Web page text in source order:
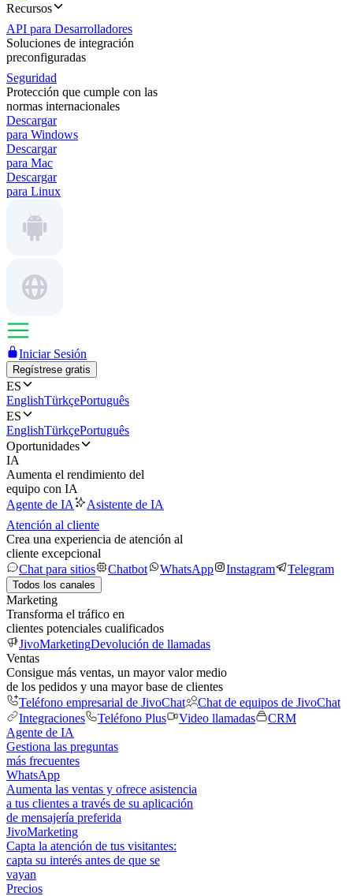
Recursos
API para Desarrolladores
Soluciones de integración
preconfiguradas
Seguridad
Protección que cumple con las
normas internacionales
Descargar
para Windows
Descargar
para Mac
Descargar
para Linux
Iniciar Sesión
Regístrese gratis
ES
EnglishTürkçePortuguês
ES
EnglishTürkçePortuguês
Oportunidades
IA
Aumenta el rendimiento del
equipo con IA
Agente de IA
Asistente de IA
Atención al cliente
Crea una experiencia de atención al
cliente excepcional
Chat para sitios
Chatbot WhatsApp Instagram Telegram
Todos los canales
Marketing
Transforma el tráfico en
clientes potenciales cualificados
JivoMarketingDevolución de llamadas
Ventas
Consigue más ventas, un mayor valor medio
de los pedidos y una mayor base de clientes
Teléfono empresarial de JivoChat
Chat de equipos de JivoChat
Integraciones
Teléfono Plus Video llamadas
CRM
Agente de IA
Gestiona las preguntas
más frecuentes
WhatsApp
Aumenta las ventas y ofrece asistencia
a tus clientes a través de su aplicación
de mensajería preferida
JivoMarketing
Capta la atención de tus visitantes:
capta su interés antes de que se
vayan
Precios